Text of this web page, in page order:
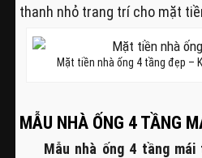
thanh nhỏ trang trí cho mặt
Mặt tiền nhà ống 4 tầng đẹp –
MẪU NHÀ ỐNG 4 TẦNG
Mẫu nhà ống 4 tầng mái